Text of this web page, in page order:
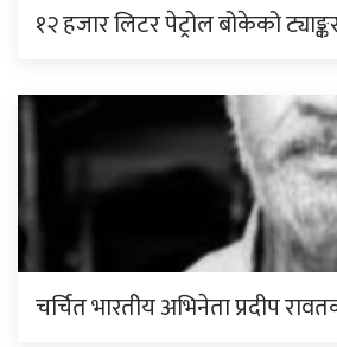
१२ हजार लिटर पेट्रोल बोकेको
चर्चित भारतीय अभिनेता प्रदीप